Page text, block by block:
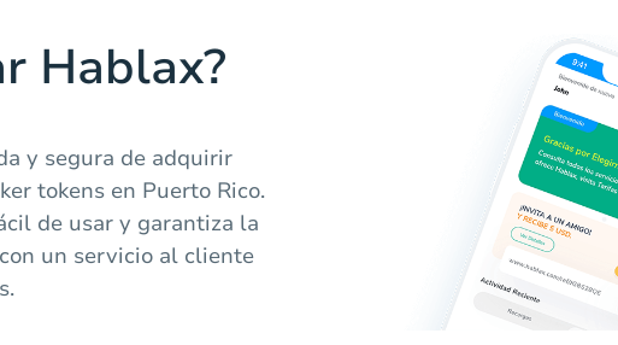
Hablax?
y segura de adquirir
tokens en Puerto Rico.
de usar y garantiza la
un servicio al cliente